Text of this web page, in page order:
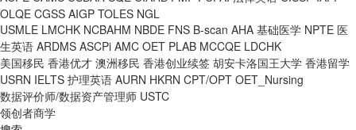
OLQE CGSS AIGP TOLES NGL
USMLE LMCHK NCBAHM NBDE FNS B-scan AHA 基础医学 NPTE 医
生英语 ARDMS ASCPi AMC OET PLAB MCCQE LDCHK
美国移民 香港优才 澳洲移民 香港创业续签 胡安卡洛国王大学 香港留学
USRN IELTS 护理英语 AURN HKRN CPT/OPT OET_Nursing
数据评价师/数据资产管理师 USTC
领创者商学